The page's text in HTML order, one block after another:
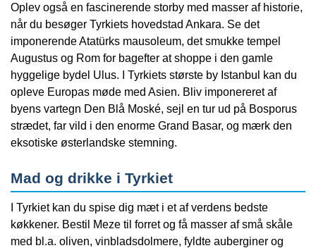
Oplev også en fascinerende storby med masser af historie,
når du besøger Tyrkiets hovedstad Ankara. Se det
imponerende Atatürks mausoleum, det smukke tempel
Augustus og Rom for bagefter at shoppe i den gamle
hyggelige bydel Ulus. I Tyrkiets største by Istanbul kan du
opleve Europas møde med Asien. Bliv imponereret af
byens vartegn Den Blå Moské, sejl en tur ud på Bosporus
strædet, far vild i den enorme Grand Basar, og mærk den
eksotiske østerlandske stemning.
Mad og drikke i Tyrkiet
I Tyrkiet kan du spise dig mæt i et af verdens bedste
køkkener. Bestil Meze til forret og få masser af små skåle
med bl.a. oliven, vinbladsdolmere, fyldte auberginer og